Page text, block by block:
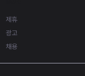
제휴
광고
채용